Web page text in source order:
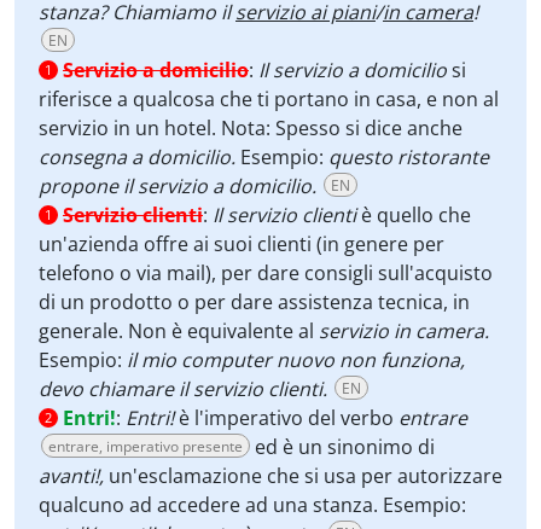
stanza? Chiamiamo ilservizio ai piani/in camera!
EN
1 Servizio a domicilio: Il servizio a domiciliosi
riferisce a qualcosa che ti portano in casa, e non al
servizio in un hotel. Nota: Spesso si dice anche
consegna a domicilio. Esempio: questo ristorante
propone il servizio a domicilio.
EN
1 Servizio clienti: Il servizio clientiè quello che
un'azienda offre ai suoi clienti (in genere per
telefono o via mail), per dare consigli sull'acquisto
di un prodotto o per dare assistenza tecnica, in
generale. Non è equivalente al servizio in camera.
Esempio: il mio computer nuovo non funziona,
devo chiamare il servizio clienti.
EN
2 Entri!: Entri!è l'imperativo del verbo entrare
entrare, imperativo presente
ed è un sinonimo di
avanti!, un'esclamazione che si usa per autorizzare
qualcuno ad accedere ad una stanza. Esempio: